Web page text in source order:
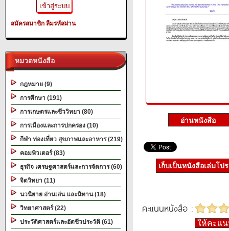
สมัครสมาชิก ลืมรหัสผ่าน
หมวดหนังสือ
กฎหมาย (9)
การศึกษา (191)
การเกษตรและชีววิทยา (80)
การเมืองและการปกครอง (10)
กีฬา ท่องเที่ยว สุขภาพและอาหาร (219)
คอมพิวเตอร์ (83)
ธุรกิจ เศรษฐศาสตร์และการจัดการ (60)
จิตวิทยา (11)
นวนิยาย อ่านเล่น และนิทาน (18)
วิทยาศาสตร์ (22)
ประวัติศาสตร์และอัตชีวประวัติ (61)
เก็บเป็นหนังสือเล่มโป
คะแนนหนังสือ :
ให้คะแ